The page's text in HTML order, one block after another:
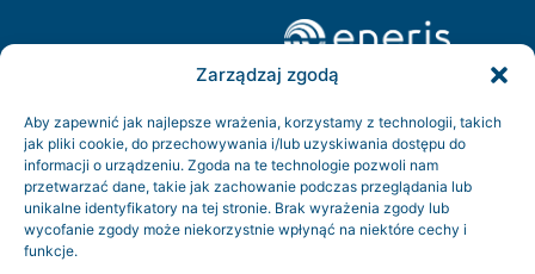
Zarządzaj zgodą
Aby zapewnić jak najlepsze wrażenia, korzystamy z technologii, takich
jak pliki cookie, do przechowywania i/lub uzyskiwania dostępu do
informacji o urządzeniu. Zgoda na te technologie pozwoli nam
przetwarzać dane, takie jak zachowanie podczas przeglądania lub
unikalne identyfikatory na tej stronie. Brak wyrażenia zgody lub
wycofanie zgody może niekorzystnie wpłynąć na niektóre cechy i
funkcje.